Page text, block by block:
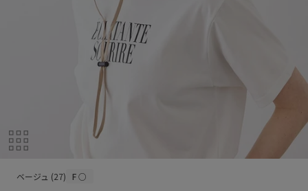
ベージュ (27) F○